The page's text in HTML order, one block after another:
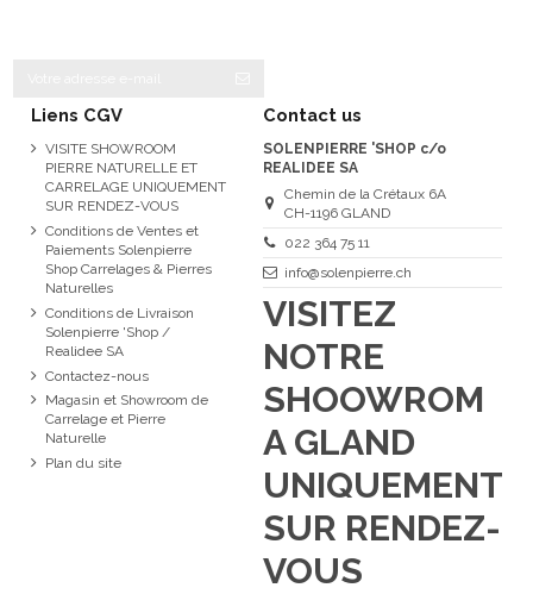
Liens CGV
VISITE SHOWROOM
PIERRE NATURELLE ET
CARRELAGE UNIQUEMENT
SUR RENDEZ-VOUS
Conditions de Ventes et
Paiements Solenpierre
Shop Carrelages & Pierres
Naturelles
Conditions de Livraison
Solenpierre 'Shop /
Realidee SA
Contactez-nous
Magasin et Showroom de
Carrelage et Pierre
Naturelle
Plan du site
Contact us
SOLENPIERRE 'SHOP c/o
REALIDEE SA
Chemin de la Crétaux 6A
CH-1196 GLAND
022 364 75 11
info@solenpierre.ch
VISITEZ
NOTRE
SHOOWROM
A GLAND
UNIQUEMENT
SUR RENDEZ-
VOUS